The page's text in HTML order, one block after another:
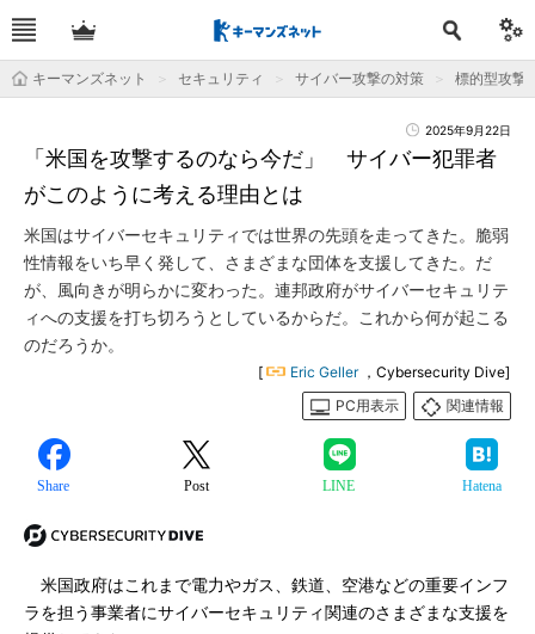
キーマンズネット セキュリティ サイバー攻撃の対策 標的型攻撃
2025年9月22日
「米国を攻撃するのなら今だ」 サイバー犯罪者
がこのように考える理由とは
米国はサイバーセキュリティでは世界の先頭を走ってきた。脆弱
性情報をいち早く発して、さまざまな団体を支援してきた。だ
が、風向きが明らかに変わった。連邦政府がサイバーセキュリテ
ィへの支援を打ち切ろうとしているからだ。これから何が起こる
のだろうか。
[ Eric Geller ，Cybersecurity Dive]
PC用表示
関連情報
Share Post LINE Hatena
米国政府はこれまで電力やガス、鉄道、空港などの重要インフ
ラを担う事業者にサイバーセキュリティ関連のさまざまな支援を